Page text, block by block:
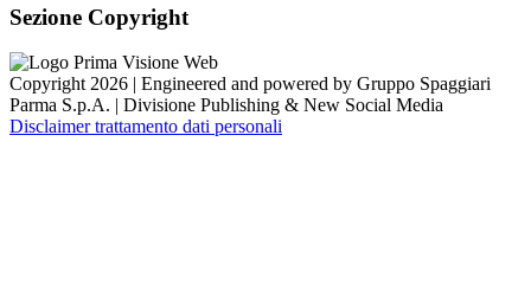
Sezione Copyright
Copyright 2026 | Engineered and powered by Gruppo Spaggiari
Parma S.p.A. | Divisione Publishing & New Social Media
Disclaimer trattamento dati personali